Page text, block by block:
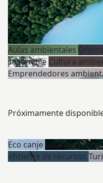
Aulas ambientales
sostenible Cultura
Emprendedores
Próximamente
Eco canje Guardianes
eficiente de recursos